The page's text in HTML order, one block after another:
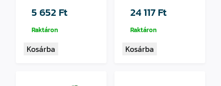
5 652 Ft
Raktáron
Kosárba
24 117Ft
Raktáron
Kosárba